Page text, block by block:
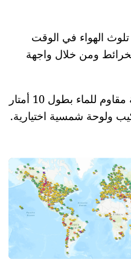
الهواء في الوقت
ومن خلال واجهة
تأتي المحطة مزودة بكابل طاقة مقاوم للماء بطول 10 أمتار